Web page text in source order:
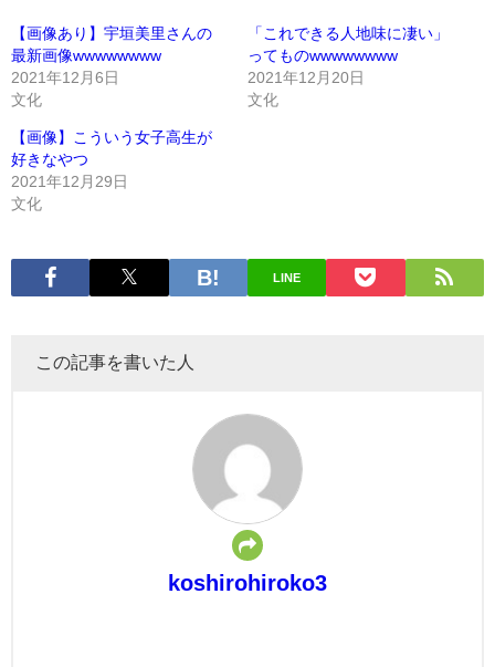
【画像あり】宇垣美里さんの
最新画像wwwwwwww
2021年12月6日
文化
「これできる人地味に凄い」
ってものwwwwwwww
2021年12月20日
文化
【画像】こういう女子高生が
好きなやつ
2021年12月29日
文化
LINE
この記事を書いた人
koshirohiroko3